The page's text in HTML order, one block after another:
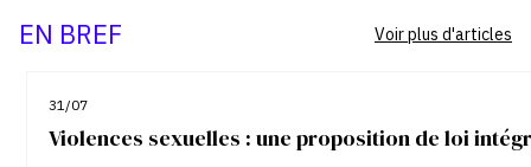
EN BREF
31/07
Violences sexuelles : une proposition de loi
Voir plus d'articles